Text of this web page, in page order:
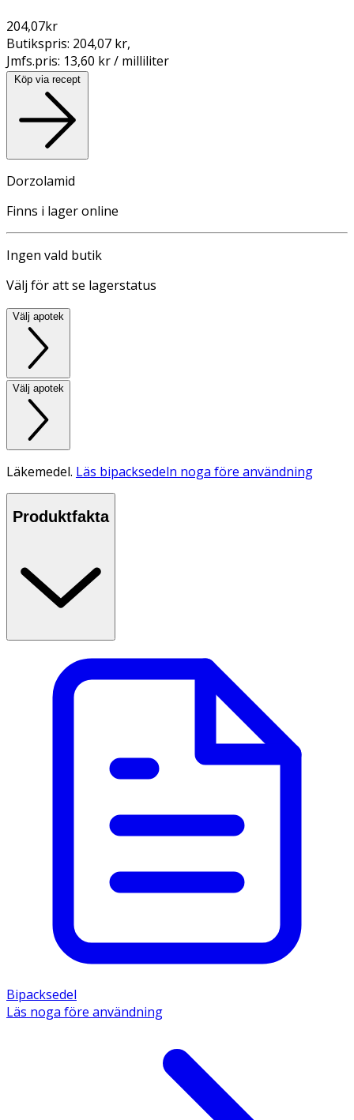
204,07kr
Butikspris: 204,07 kr,
Jmfs.pris: 13,60 kr / milliliter
Köp via recept
Dorzolamid
Finns i lager online
Ingen vald butik
Välj för att se lagerstatus
Välj apotek
Välj apotek
Läkemedel. Läs bipacksedeln noga före användning
Produktfakta
Bipacksedel
Läs noga före användning